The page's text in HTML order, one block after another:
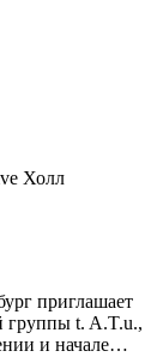
Холл
приглашает
группы t. A.T.u.,
и начале…